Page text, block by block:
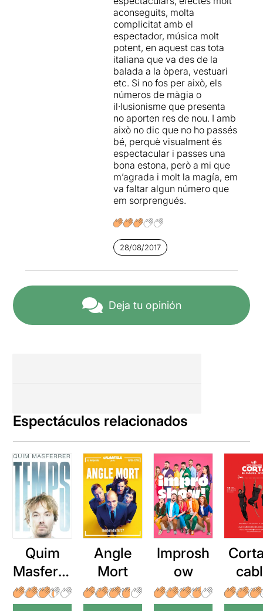
aconseguits, molta
complicitat amb el
espectador, música molt
potent, en aquest cas tota
italiana que va des de la
balada a la òpera, vestuari
etc. Si no fos per això, els
números de màgia o
il·lusionisme que presenta
no aporten res de nou. I amb
això no dic que no ho passés
bé, perquè visualment és
espectacular i passes una
bona estona, però a mi que
m’agrada i molt la magía, em
va faltar algun número que
em sorprengués.
28/08/2017
Deja tu opinión
Espectáculos relacionados
Quim
Masferre
r: Temps
Angle
Mort
Improsh
ow